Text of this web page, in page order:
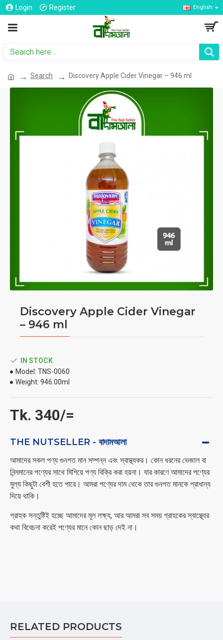
Login Register English
Search Discovery Apple Cider Vinegar – 946 ml
Discovery Apple Cider Vinegar
– 946 ml
Tk. 340/=
IN STOCK
Model: TNS-0060
Weight: 946.00ml
THE NUTSELLER - বাদামআলা
আমাদের সকল পণ্য গুনগত মান সম্পন্ন এবং স্বাস্থ্যকর। কোন ধরনের ভেজাল বা
নিন্মমানের পণ্যের সাথে মিশিয়ে পণ্য বিক্রি করা হয়না। যার কারণে আমাদের পণ্যের
মুল্য কিছুটা বেশী হতে পারে। আমরা পণ্যের দাম থেকে তার গুনগত মানকে প্রাধান্য
দিয়ে থাকি।
গ্রাহক সন্তুষ্টিই হচ্ছে আমাদের মূল লক্ষ্য, আর আমরা সব সময় গ্রাহকের স্বাস্থ্যের
কথা বিবেচনা করেই পণ্যের মানে কোন ছাড় দেই না।
RELATED PRODUCTS